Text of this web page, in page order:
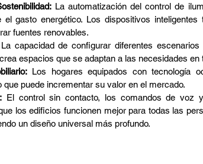
La automatización del control de
el gasto energético. Los dispositivos
fuentes renovables.
capacidad de configurar diferentes
espacios que se adaptan a las necesidades en
Los hogares equipados con tecnología
puede incrementar su valor en el mercado.
El control sin contacto, los comandos de voz
los edificios funcionen mejor para todas las
un diseño universal más profundo.